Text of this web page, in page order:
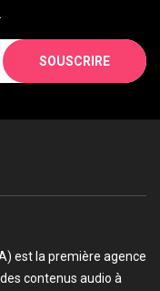
SOUSCRIRE
est la première agence
contenus audio à